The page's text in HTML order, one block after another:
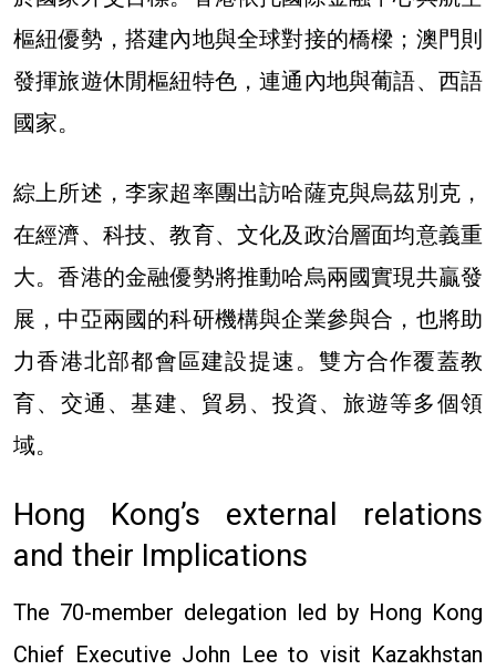
樞紐優勢，搭建內地與全球對接的橋樑；澳門則
發揮旅遊休閒樞紐特色，連通內地與葡語、西語
國家。
綜上所述，李家超率團出訪哈薩克與烏茲別克，
在經濟、科技、教育、文化及政治層面均意義重
大。香港的金融優勢將推動哈烏兩國實現共贏發
展，中亞兩國的科研機構與企業參與合，也將助
力香港北部都會區建設提速。雙方合作覆蓋教
育、交通、基建、貿易、投資、旅遊等多個領
域。
Hong Kong’s external relations
and their Implications
The 70-member delegation led by Hong Kong
Chief Executive John Lee to visit Kazakhstan